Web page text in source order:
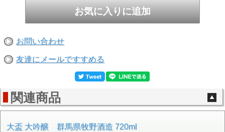
お問い合わせ
友達にメールですすめる
関連商品
大盃 大吟醸 群馬県牧野酒造 720ml